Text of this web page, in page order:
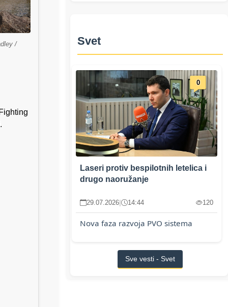
/
Svet
0
Laseri protiv bespilotnih letelica i
drugo naoružanje
29.07.2026| 14:44 120
Nova faza razvoja PVO sistema
Sve vesti - Svet